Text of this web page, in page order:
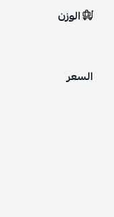
الوزن
السعر